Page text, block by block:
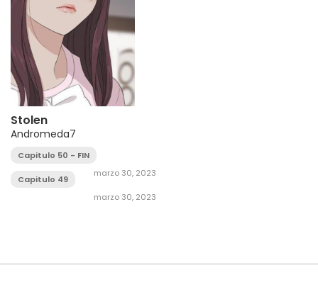
Stolen
Andromeda7
Capitulo 50 - FIN
marzo 30, 2023
Capitulo 49
marzo 30, 2023